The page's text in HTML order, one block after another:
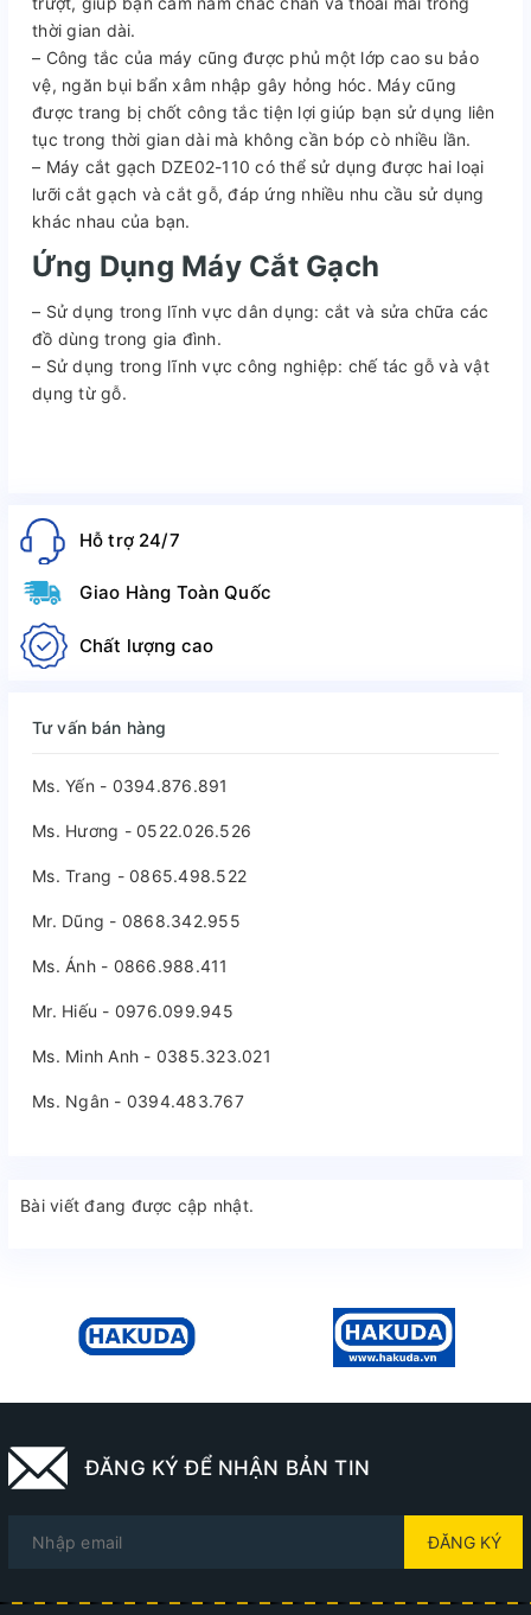
thời gian dài.
– Công tắc của máy cũng được phủ một lớp cao su bảo
vệ, ngăn bụi bẩn xâm nhập gây hỏng hóc. Máy cũng
được trang bị chốt công tắc tiện lợi giúp bạn sử dụng liên
tục trong thời gian dài mà không cần bóp cò nhiều lần.
– Máy cắt gạch DZE02-110 có thể sử dụng được hai loại
lưỡi cắt gạch và cắt gỗ, đáp ứng nhiều nhu cầu sử dụng
khác nhau của bạn.
Ứng Dụng Máy Cắt Gạch
– Sử dụng trong lĩnh vực dân dụng: cắt và sửa chữa các
đồ dùng trong gia đình.
– Sử dụng trong lĩnh vực công nghiệp: chế tác gỗ và vật
dụng từ gỗ.
Hỗ trợ 24/7
Giao Hàng Toàn Quốc
Chất lượng cao
Tư vấn bán hàng
Ms. Yến - 0394.876.891
Ms. Hương - 0522.026.526
Ms. Trang - 0865.498.522
Mr. Dũng - 0868.342.955
Ms. Ánh - 0866.988.411
Mr. Hiếu - 0976.099.945
Ms. Minh Anh - 0385.323.021
Ms. Ngân - 0394.483.767
Bài viết đang được cập nhật.
ĐĂNG KÝ ĐỂ NHẬN BẢN TIN
ĐĂNG KÝ